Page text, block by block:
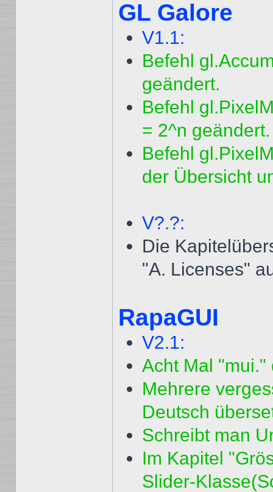
GL Galore
V1.1:
Befehl
geändert.
Befehl
= 2^n geändert.
Befehl
der Übersicht
V?.?:
Die
"A. Licenses"
RapaGUI
V2.1:
Acht Mal "mui."
Mehrere
Deutsch
Schreibt man
Im Kapitel
Slider-